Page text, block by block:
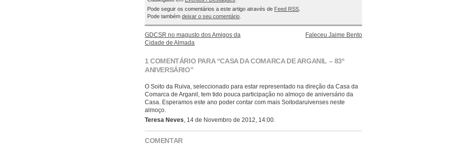
Pode seguir os comentários a este artigo através de Feed RSS
Pode também deixar o seu comentário
GDCSR no magusto dos Amigos da
Cidade de Almada
Faleceu Jaime Bento
1 COMENTÁRIO PARA “CASA DA COMARCA DE ARGANIL – 83º
ANIVERSÁRIO”
O Soito da Ruiva, seleccionado para estar representado na direção da Casa da
Comarca de Arganil, tem tido pouca participação no almoço de aniversário da
Casa. Esperamos este ano poder contar com mais Soitodaruivenses neste
almoço.
Teresa Neves, 14 de Novembro de 2012, 14:00.
COMENTAR